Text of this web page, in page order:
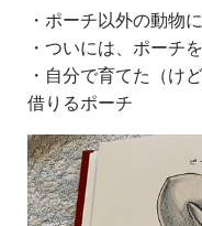
・ポーチ以外の動物
・ついには、ポーチ
・自分で育てた（け
借りるポーチ